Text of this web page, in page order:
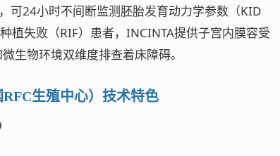
，可24小时不间断监测胚胎发育动力学参数（KID
植失败（RIF）患者，INCINTA提供子宫内膜容受
生物环境双维度排查着床障碍。
生殖中心）技术特色